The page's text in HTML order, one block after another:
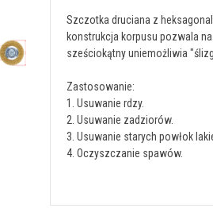
Szczotka druciana z
konstrukcja korpusu pozwala
sześciokątny uniemożliwia
Zastosowanie:
1. Usuwanie rdzy.
2. Usuwanie zadziorów.
3. Usuwanie starych powłok
4. Oczyszczanie spawów.